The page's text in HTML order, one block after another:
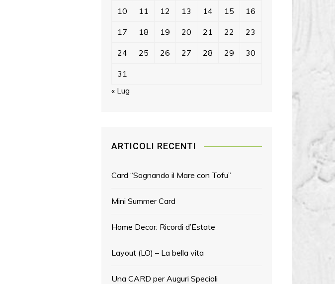
10 11 12 13 14 15 16
17 18 19 20 21 22 23
24 25 26 27 28 29 30
31
« Lug
ARTICOLI RECENTI
Card “Sognando il Mare con Tofu”
Mini Summer Card
Home Decor: Ricordi d’Estate
Layout (LO) – La bella vita
Una CARD per Auguri Speciali